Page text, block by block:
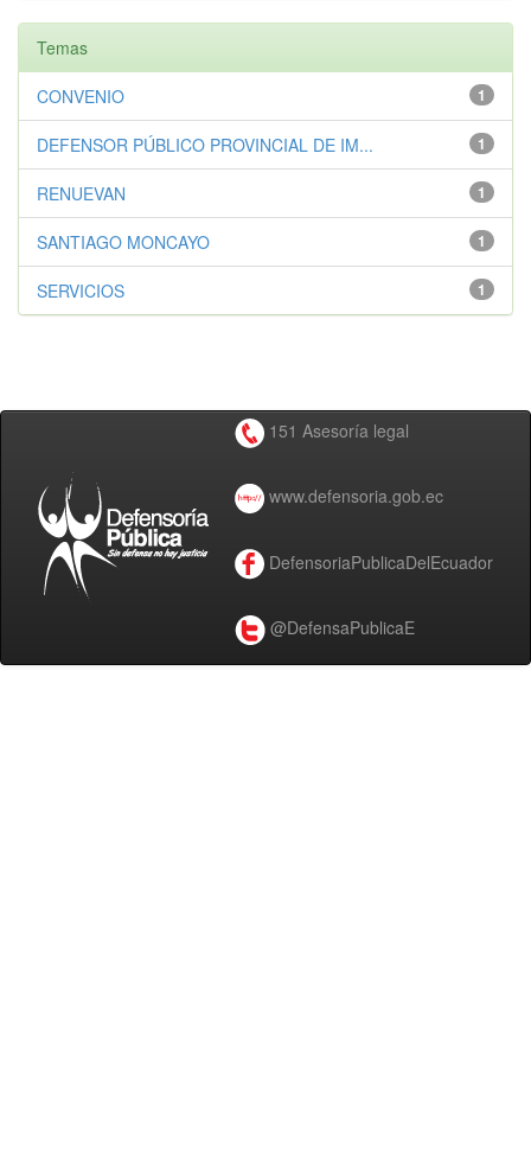
Temas
1
CONVENIO
1
DEFENSOR PÚBLICO PROVINCIAL DE IM...
1
RENUEVAN
1
SANTIAGO MONCAYO
1
SERVICIOS
151 Asesoría legal
www.defensoria.gob.ec
DefensoriaPublicaDelEcuador
@DefensaPublicaE